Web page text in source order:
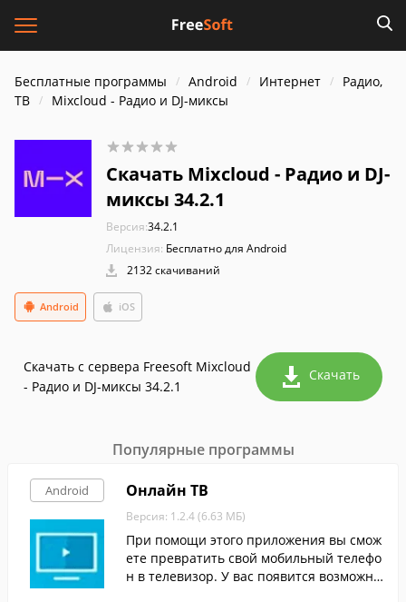
Бесплатные программы Android Интернет
Радио,
ТВ
Mixcloud - Радио и DJ-миксы
Скачать Mixcloud - Радио и DJ-
миксы 34.2.1
Версия:34.2.1
Лицензия: Бесплатно для Android
2132 скачиваний
Android iOS
Скачать с сервера Freesoft Mixcloud
- Радио и DJ-миксы 34.2.1
Скачать
Популярные программы
Android Онлайн ТВ
Версия: 1.2.4 (6.63 МБ)
При помощи этого приложения вы смож
ете превратить свой мобильный телефо
н в телевизор. У вас появится возможно